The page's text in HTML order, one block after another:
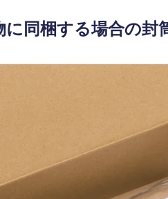
に同梱する場合の封